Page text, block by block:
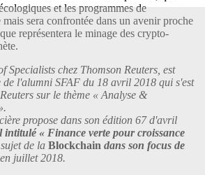
et les programmes de
sera confrontée dans un avenir proche
représentera le minage des crypto-
Specialists chez Thomson Reuters, est
de l'alumni SFAF du 18 avril 2018 qui s'est
sur le thème « Analyse &
propose dans son édition 67 d'avril
intitulé « Finance verte pour croissance
de la Blockchain dans son focus de
juillet 2018.